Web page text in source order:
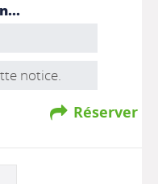
notice.
Réserver